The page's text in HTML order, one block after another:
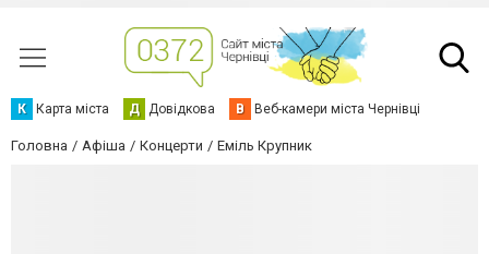
К Карта міста Д Довідкова В Веб-камери міста Чернівці
Головна Афіша Концерти Еміль Крупник